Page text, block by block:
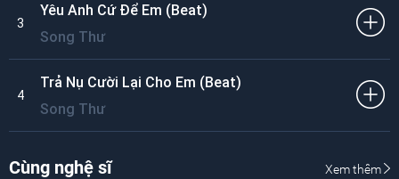
3
Yêu Anh Cứ Để Em (Beat)
Song Thư
4
Trả Nụ Cười Lại Cho Em (Beat)
Song Thư
Cùng nghệ sĩ Xem thêm